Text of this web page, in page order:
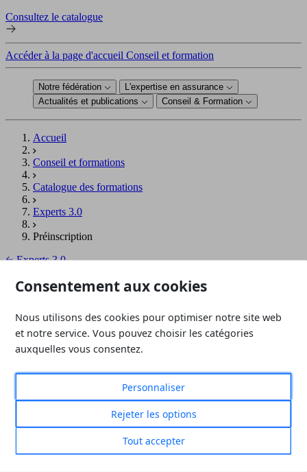
Consultez le catalogue
Accéder à la page d'accueil Conseil et formation
Notre fédération
L'expertise en assurance
Actualités et publications
Conseil & Formation
Accueil
Conseil et formations
Catalogue des formations
Experts 3.0
Préinscription
Experts 3.0
EC3 - Experts 3.0
Formulaire de pré-inscription
Tous les champs sont requis sauf ceux indiqués optionnels.
(Adhérent? Connectez-vous et laissez-nous pré-remplir le
Vos informations personnelles
Prénom
Nom
Consentement aux cookies
Nous utilisons des cookies pour optimiser notre site web
et notre service. Vous pouvez choisir les catégories
auxquelles vous consentez.
Personnaliser
Rejeter les options
Tout accepter